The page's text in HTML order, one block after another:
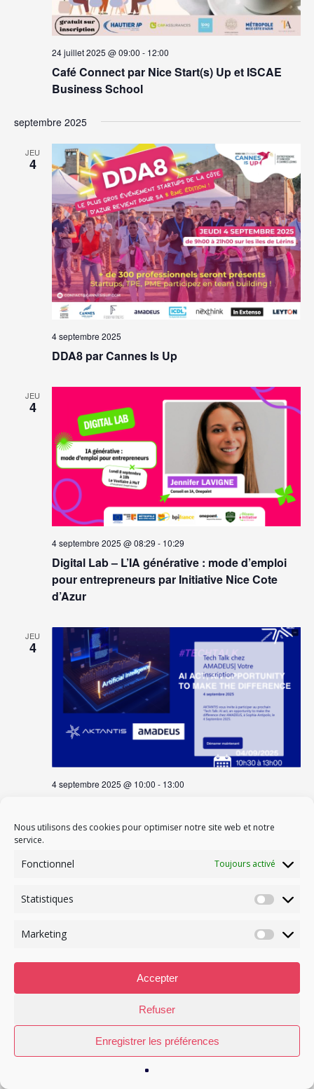
Nous utilisons des cookies pour optimiser notre site web et notre
service.
Fonctionnel Toujours activé
Statistiques
Marketing
Accepter
Refuser
Enregistrer les préférences
Café Connect par Nice Start(s) Up et ISCAE
Business School
24 juillet 2025 @ 09:00 - 12:00
septembre 2025
JEU
4
DDA8 par Cannes Is Up
4 septembre 2025
JEU
4
Digital Lab – L’IA générative : mode d’emploi
pour entrepreneurs par Initiative Nice Cote
d’Azur
4 septembre 2025 @ 08:29 - 10:29
JEU
4
the difference » par AKTANTIS, en partenariat
avec Amadeus
4 septembre 2025 @ 10:00 - 13:00
LES PREMIÈRES SUD – LUNCH SPÉCIAL
REBOND : PROGRAMME LIFT-1ERE
5 septembre 2025 @ 12:30-13:30